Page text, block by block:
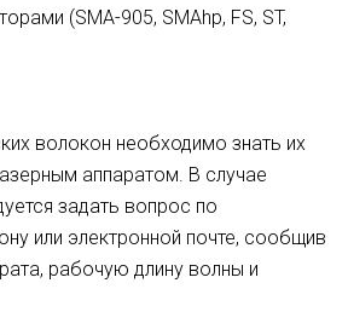
(SMA-905, SMAhp, FS, ST,
волокон необходимо знать их
аппаратом. В случае
задать вопрос по
или электронной почте, сообщив
рабочую длину волны и